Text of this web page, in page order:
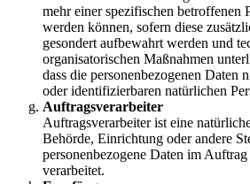
mehr einer spezifischen betroffenen
werden können, sofern diese
gesondert aufbewahrt werden und
organisatorischen Maßnahmen
dass die personenbezogenen Daten
oder identifizierbaren natürlichen
Auftragsverarbeiter
Auftragsverarbeiter ist eine
Behörde, Einrichtung oder andere
personenbezogene Daten im
verarbeitet.